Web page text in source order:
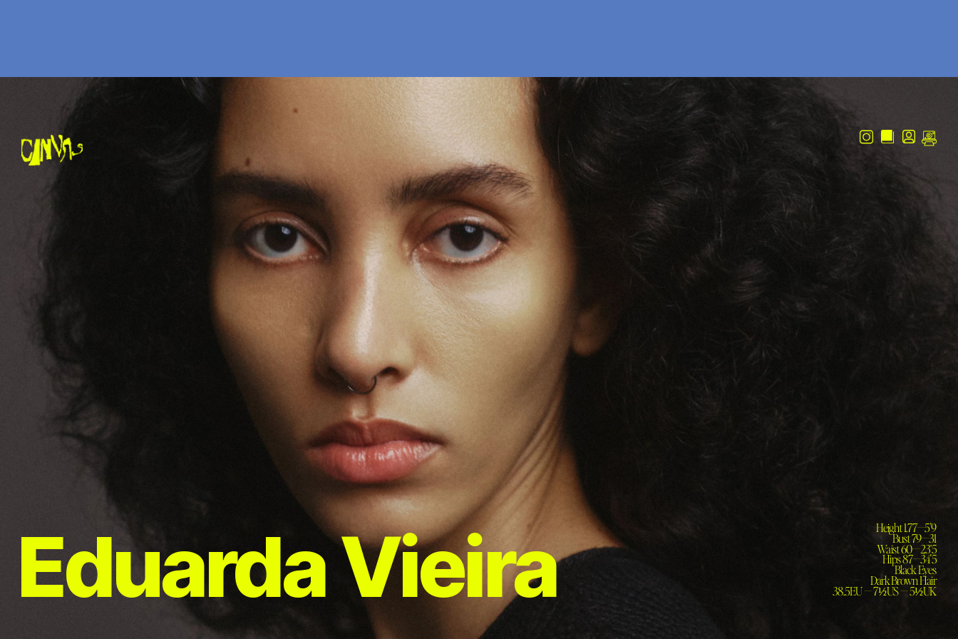
Height 1.77—5'9
Bust 79—31
Waist 60—23’5
Hips 87—34'5
Black Eyes
Dark Brown Hair
38.5EU — 7½US — 5½UK
Eduarda Vieira